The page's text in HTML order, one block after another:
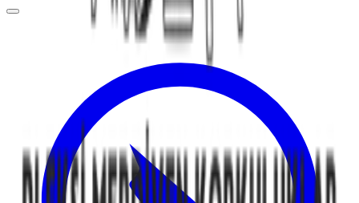
KÜPEŞTE MODELLERİ
İLETİŞİM BİLGİLERİ